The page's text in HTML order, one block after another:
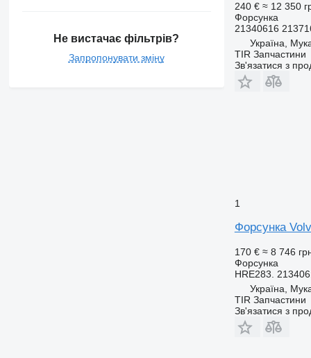
Не вистачає фільтрів?
Запропонувати зміну
240 € ≈ 12 350
Форсунка
21340616
Україна,
TIR Запчастини
Зв'язатися з
1
Форсунка
170 € ≈ 8 746
Форсунка
HRE283.
Україна,
TIR Запчастини
Зв'язатися з